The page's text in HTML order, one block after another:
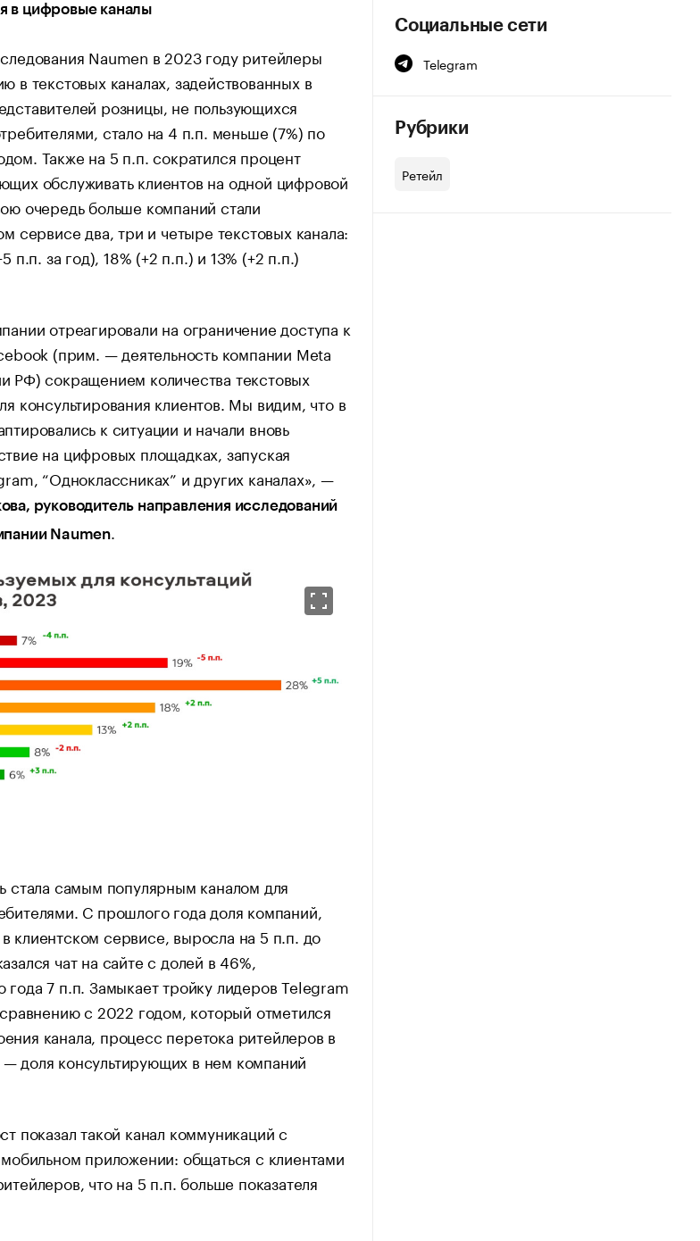
в цифровые каналы
Naumen в 2023 году ритейлеры
в текстовых каналах, задействованных в
розницы, не пользующихся
стало на 4 п.п. меньше (7%) по
Также на 5 п.п. сократился процент
обслуживать клиентов на одной цифровой
очередь больше компаний стали
сервисе два, три и четыре текстовых канала:
п.п. за год), 18% (+2 п.п.) и 13% (+2 п.п.)
отреагировали на ограничение доступа к
(прим. — деятельность компании Meta
РФ) сокращением количества текстовых
консультирования клиентов. Мы видим, что в
к ситуации и начали вновь
на цифровых площадках, запуская
“Одноклассниках” и других каналах», —
руководитель направления исследований
Naumen
стала самым популярным каналом для
С прошлого года доля компаний,
клиентском сервисе, выросла на 5 п.п. до
чат на сайте с долей в 46%,
7 п.п. Замыкает тройку лидеров Telegram
с 2022 годом, который отметился
канала, процесс перетока ритейлеров в
доля консультирующих в нем компаний
показал такой канал коммуникаций с
приложении: общаться с клиентами
что на 5 п.п. больше показателя
Социальные сети
Telegram
Рубрики
Ретейл